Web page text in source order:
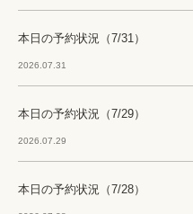
本日の予約状況（7/31）
2026.07.31
本日の予約状況（7/29）
2026.07.29
本日の予約状況（7/28）